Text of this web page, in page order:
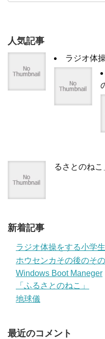
人気記事
ラジオ体
るさとのねこ
新着記事
ラジオ体操をする小学
ホウセンカその後のそ
Windows Boot Maneger
「ふるさとのねこ」
地球儀
最近のコメント